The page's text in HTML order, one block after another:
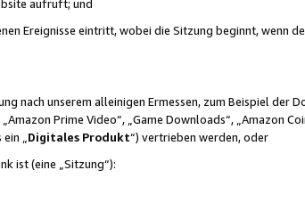
aufruft; und
Ereignisse eintritt, wobei die Sitzung beginnt, wenn
nach unserem alleinigen Ermessen, zum Beispiel der
Prime Video“, „Game Downloads“, „Amazon
„ Digitales Produkt“) vertrieben werden, oder
ist (eine „Sitzung“):